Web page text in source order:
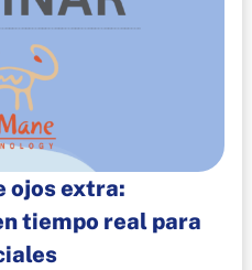
ojos extra:
tiempo real para